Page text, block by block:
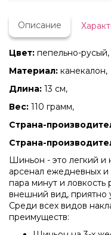
Описание
Цвет: пепельно-русый,
Материал: канекалон,
Длина: 13 cм,
Вес: 110 грамм,
Страна-
Страна-
Шиньон - это легкий и
арсенал ежедневных
пара минут и ловкость
внешний вид, приятно
Среди всех видов
преимуществ: